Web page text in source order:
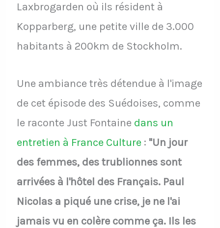
Laxbrogarden où ils résident à
Kopparberg, une petite ville de 3.000
habitants à 200km de Stockholm.
Une ambiance très détendue à l'image
de cet épisode des Suédoises, comme
le raconte Just Fontaine dans un
entretien à France Culture: "Un jour
des femmes, des trublionnes sont
arrivées à l'hôtel des Français. Paul
Nicolas a piqué une crise, je ne l'ai
jamais vu en colère comme ça. Ils les